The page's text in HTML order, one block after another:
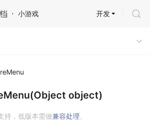
小游戏 开发
object)
持，低版本需做兼容处理。